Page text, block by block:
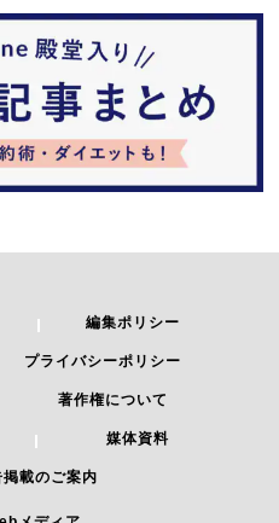
編集ポリシー
プライバシーポリシー
著作権について
媒体資料
載のご案内